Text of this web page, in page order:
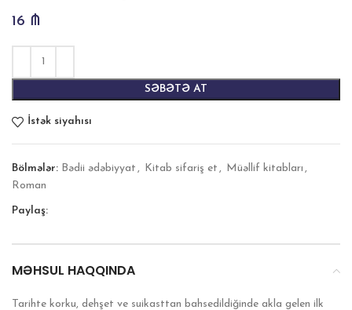
16 ₼
SƏBƏTƏ AT
İstək siyahısı
Bölmələr: Bədii ədəbiyyat , Kitab sifariş et , Müəllif kitabları ,
Roman
Paylaş:
MƏHSUL HAQQINDA
Tarihte korku, dehşet ve suikasttan bahsedildiğinde akla gelen ilk